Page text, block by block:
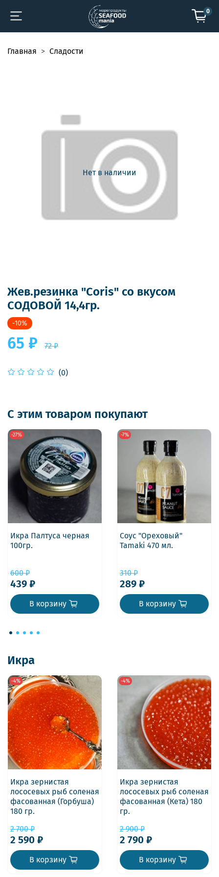
0
Главная Сладости
Нет в наличии
Жев.резинка "Coris" со вкусом
СОДОВОЙ 14,4гр.
(0)
-10%
65 ₽ 72 ₽
С этим товаром покупают
-27%
Икра Палтуса черная
100гр.
600 ₽
439 ₽
В корзину
-7%
Соус "Ореховый"
Tamaki 470 мл.
310 ₽
289 ₽
В корзину
Икра
-4%
Икра зернистая
лососевых рыб соленая
фасованная (Горбуша)
180 гр.
2 700 ₽
2 590 ₽
В корзину
-4%
Икра зернистая
лососевых рыб соленая
фасованная (Кета) 180
гр.
2 900 ₽
2 790 ₽
В корзину